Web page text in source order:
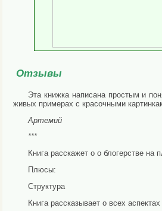
Отзывы
Эта книжка написана простым и
живых примерах с красочными
Артемий
***
Книга расскажет о о блогерстве
Плюсы:
Структура
Книга рассказывает о всех